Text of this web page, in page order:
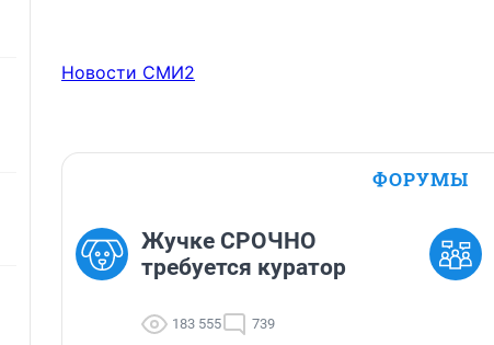
Новости СМИ2
ФОРУМЫ
Жучке СРОЧНО
требуется куратор
183 555 739